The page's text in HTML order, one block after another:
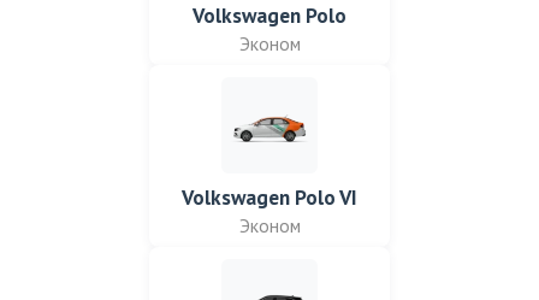
Volkswagen Polo
Эконом
Volkswagen Polo VI
Эконом